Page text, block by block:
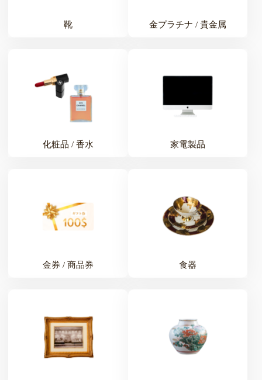
靴 金プラチナ / 貴金属
化粧品 / 香水 家電製品
金券 / 商品券 食器